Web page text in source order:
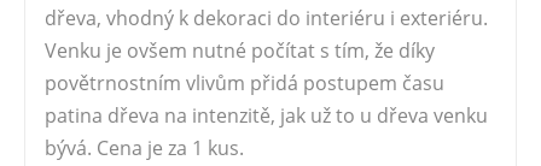
dřeva, vhodný k dekoraci do interiéru i exteriéru.
Venku je ovšem nutné počítat s tím, že díky
povětrnostním vlivům přidá postupem času
patina dřeva na intenzitě, jak už to u dřeva venku
bývá. Cena je za 1 kus.